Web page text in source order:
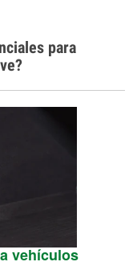
para
vehículos